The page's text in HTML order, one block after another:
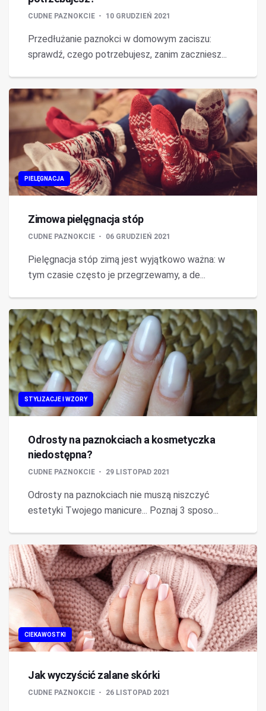
CUDNE PAZNOKCIE 10 GRUDZIEŃ 2021
Przedłużanie paznokci w domowym zaciszu:
sprawdź, czego potrzebujesz, zanim zaczniesz...
PIELĘGNACJA
Zimowa pielęgnacja stóp
CUDNE PAZNOKCIE 06 GRUDZIEŃ 2021
Pielęgnacja stóp zimą jest wyjątkowo ważna: w
tym czasie często je przegrzewamy, a de...
STYLIZACJE I WZORY
Odrosty na paznokciach a kosmetyczka
niedostępna?
CUDNE PAZNOKCIE 29 LISTOPAD 2021
Odrosty na paznokciach nie muszą niszczyć
estetyki Twojego manicure... Poznaj 3 sposo...
CIEKAWOSTKI
Jak wyczyścić zalane skórki
CUDNE PAZNOKCIE 26 LISTOPAD 2021